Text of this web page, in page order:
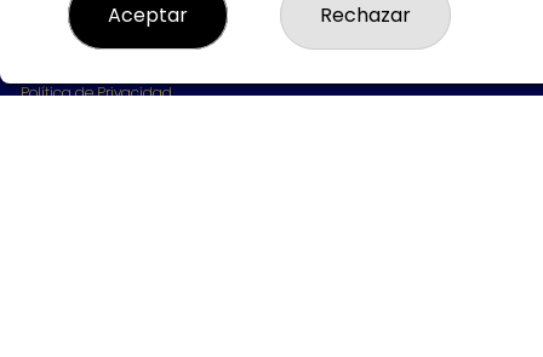
LEGAL
Política de Privacidad
Aceptar Rechazar